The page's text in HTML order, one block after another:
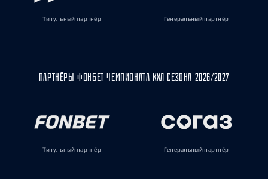
Титульный партнёр Генеральный партнёр
ПАРТНЁРЫ ФОНБЕТ ЧЕМПИОНАТА КХЛ СЕЗОНА 2026/2027
Титульный партнёр Генеральный партнёр